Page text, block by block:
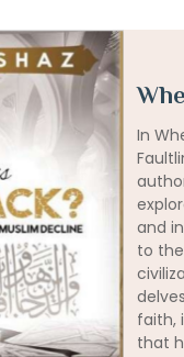
In
and
to
faith,
that